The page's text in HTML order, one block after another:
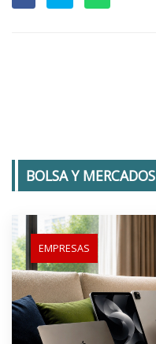
BOLSA Y MERCADOS
EMPRESAS